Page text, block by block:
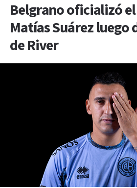
Belgrano oficializó
Matías Suárez luego
de River